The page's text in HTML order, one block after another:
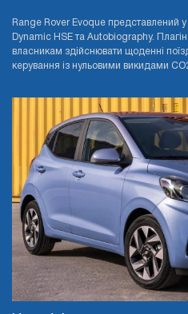
Range Rover Evoque представлений у
Dynamic HSE та Autobiography.
власникам здійснювати щоденні
керування із нульовими викидами